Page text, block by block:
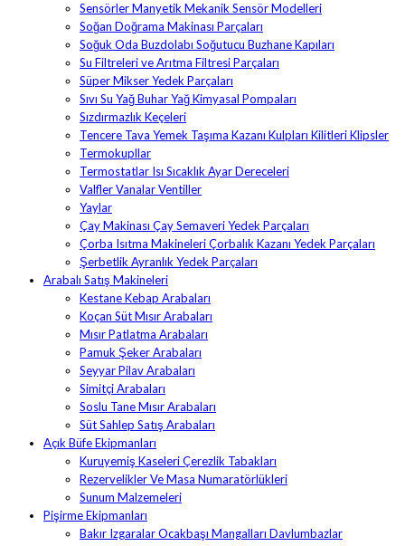
Sensörler Manyetik Mekanik Sensör Modelleri
Soğan Doğrama Makinası Parçaları
Soğuk Oda Buzdolabı Soğutucu Buzhane Kapıları
Su Filtreleri ve Arıtma Filtresi Parçaları
Süper Mikser Yedek Parçaları
Sıvı Su Yağ Buhar Yağ Kimyasal Pompaları
Sızdırmazlık Keçeleri
Tencere Tava Yemek Taşıma Kazanı Kulpları Kilitleri Klipsler
Termokupllar
Termostatlar Isı Sıcaklık Ayar Dereceleri
Valfler Vanalar Ventiller
Yaylar
Çay Makinası Çay Semaveri Yedek Parçaları
Çorba Isıtma Makineleri Çorbalık Kazanı Yedek Parçaları
Şerbetlik Ayranlık Yedek Parçaları
Arabalı Satış Makineleri
Kestane Kebap Arabaları
Koçan Süt Mısır Arabaları
Mısır Patlatma Arabaları
Pamuk Şeker Arabaları
Seyyar Pilav Arabaları
Simitçi Arabaları
Soslu Tane Mısır Arabaları
Süt Sahlep Satış Arabaları
Açık Büfe Ekipmanları
Kuruyemiş Kaseleri Çerezlik Tabakları
Rezervelikler Ve Masa Numaratörlükleri
Sunum Malzemeleri
Pişirme Ekipmanları
Bakır Izgaralar Ocakbaşı Mangalları Davlumbazlar